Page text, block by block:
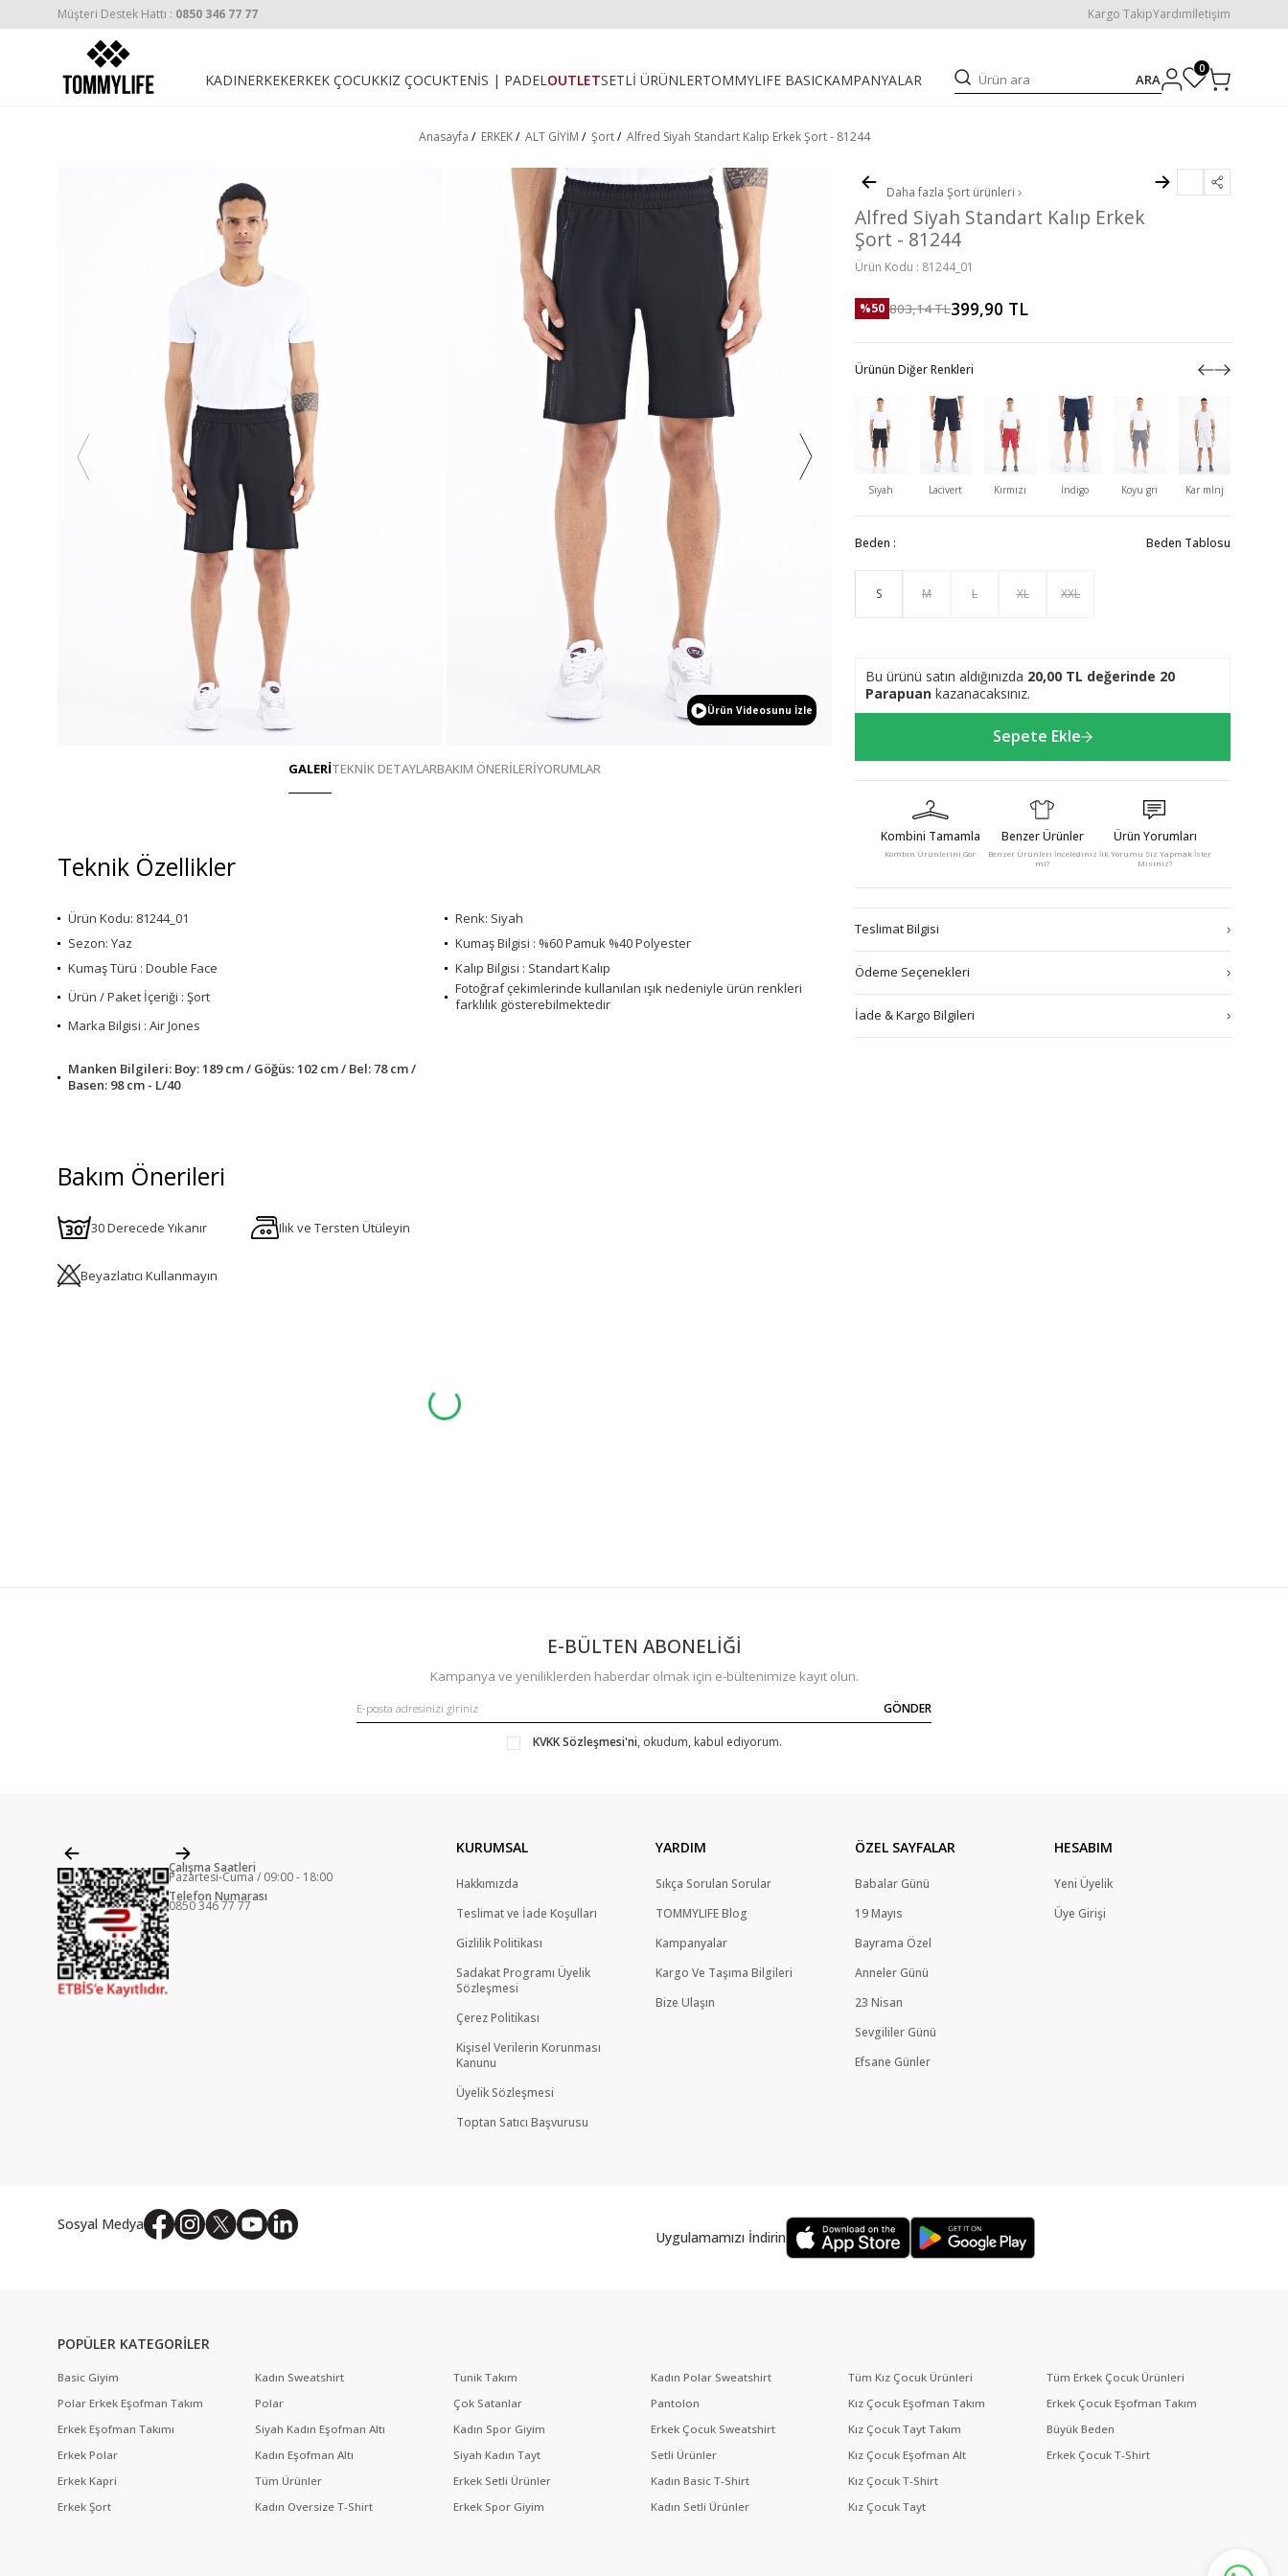
Müşteri Destek Hattı : 0850 346 77 77 Kargo TakipYardımİletişim
KADINERKEKERKEK ÇOCUKKIZ ÇOCUKTENİS | PADELOUTLETSETLİ ÜRÜNLERTOMMYLIFE BASICKAMPANYALAR ARA
0
Anasayfa / ERKEK/ ALT GİYİM / Şort/ Alfred Siyah Standart Kalıp Erkek Şort - 81244
Ürün Videosunu İzle
GALERİTEKNİK DETAYLARBAKIM ÖNERİLERİYORUMLAR
Teknik Özellikler
Ürün Kodu: 81244_01
Renk: Siyah
Sezon: Yaz
Kumaş Bilgisi : %60 Pamuk %40 Polyester
Kumaş Türü : Double Face
Kalıp Bilgisi : Standart Kalıp
Ürün / Paket İçeriği : Şort
Fotoğraf çekimlerinde kullanılan ışık nedeniyle ürün renkleri
farklılık gösterebilmektedir
Marka Bilgisi : Air Jones
Manken Bilgileri: Boy: 189 cm / Göğüs: 102 cm / Bel: 78 cm /
Basen: 98 cm - L/40
Bakım Önerileri
30 Derecede Yıkanır Ilık ve Tersten Ütüleyin
Beyazlatıcı Kullanmayın
Daha fazla Şort ürünleri
Alfred Siyah Standart Kalıp Erkek
Şort - 81244
Ürün Kodu : 81244_01
%50 803,14TL399,90 TL
Ürünün Diğer Renkleri
Siyah Lacivert Kırmızı İndigo Koyu gri Kar mlnj
Beden : Beden Tablosu
S M L XL XXL
Bu ürünü satın aldığınızda 20,00 TL değerinde 20
Parapuan kazanacaksınız.
Sepete Ekle
Kombini Tamamla
Kombin Ürünlerini Gör
Benzer Ürünler
Benzer Ürünleri İncelediniz
mi?
Ürün Yorumları
İlk Yorumu Siz Yapmak İster
Misiniz?
Teslimat Bilgisi
Ödeme Seçenekleri
İade & Kargo Bilgileri
E-BÜLTEN ABONELİĞİ
Kampanya ve yeniliklerden haberdar olmak için e-bültenimize kayıt olun.
GÖNDER
KVKK Sözleşmesi'ni, okudum, kabul ediyorum.
Çalışma Saatleri
Pazartesi-Cuma / 09:00 - 18:00
Telefon Numarası
0850 346 77 77
KURUMSAL
Hakkımızda
Teslimat ve İade Koşulları
Gizlilik Politikası
Sadakat Programı Üyelik
Sözleşmesi
Çerez Politikası
Kişisel Verilerin Korunması
Kanunu
Üyelik Sözleşmesi
Toptan Satıcı Başvurusu
YARDIM
Sıkça Sorulan Sorular
TOMMYLIFE Blog
Kampanyalar
Kargo Ve Taşıma Bilgileri
Bize Ulaşın
ÖZEL SAYFALAR
Babalar Günü
19 Mayıs
Bayrama Özel
Anneler Günü
23 Nisan
Sevgililer Günü
Efsane Günler
HESABIM
Yeni Üyelik
Üye Girişi
Sosyal Medya
Uygulamamızı İndirin
POPÜLER KATEGORİLER
Basic Giyim
Polar Erkek Eşofman Takım
Erkek Eşofman Takımı
Erkek Polar
Erkek Kapri
Erkek Şort
Kadın Sweatshirt
Polar
Siyah Kadın Eşofman Altı
Kadın Eşofman Altı
Tüm Ürünler
Kadın Oversize T-Shirt
Tunik Takım
Çok Satanlar
Kadın Spor Giyim
Siyah Kadın Tayt
Erkek Setli Ürünler
Erkek Spor Giyim
Kadın Polar Sweatshirt
Pantolon
Erkek Çocuk Sweatshirt
Setli Ürünler
Kadın Basic T-Shirt
Kadın Setli Ürünler
Tüm Kız Çocuk Ürünleri
Kız Çocuk Eşofman Takım
Kız Çocuk Tayt Takım
Kız Çocuk Eşofman Alt
Kız Çocuk T-Shirt
Kız Çocuk Tayt
Tüm Erkek Çocuk Ürünleri
Erkek Çocuk Eşofman Takım
Büyük Beden
Erkek Çocuk T-Shirt